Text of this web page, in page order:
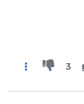
3